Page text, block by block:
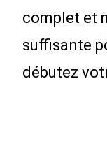
complet et
suffisante
débutez